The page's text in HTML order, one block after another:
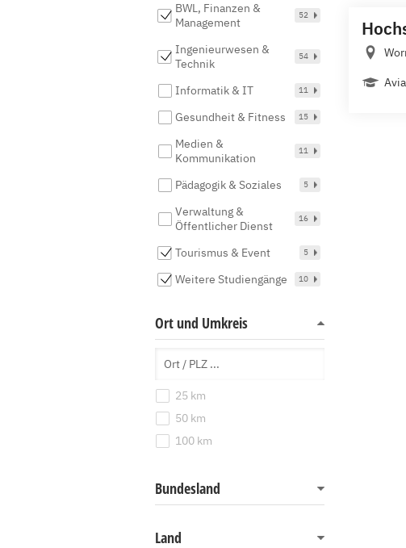
BWL, Finanzen &
Management
52
Ingenieurwesen &
Technik
54
Informatik & IT 11
Gesundheit & Fitness 15
Medien &
Kommunikation
11
Pädagogik & Soziales 5
Verwaltung &
Öffentlicher Dienst
16
Tourismus & Event 5
Weitere Studiengänge 10
Ort und Umkreis
25 km
50 km
100 km
Bundesland
Land